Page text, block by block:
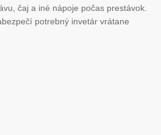
čaj a iné nápoje počas prestávok.
potrebný invetár vrátane